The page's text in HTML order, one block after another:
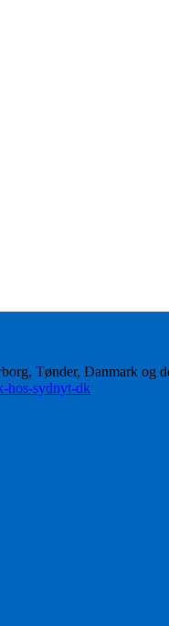
Tønder, Danmark og
hos-sydnyt-dk